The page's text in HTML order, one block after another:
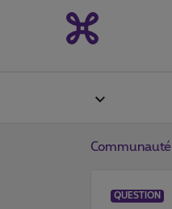
Communauté
QUESTION